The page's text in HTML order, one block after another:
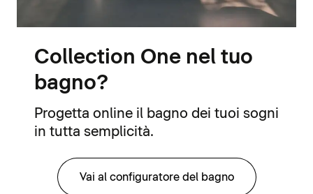
Collection One nel tuo
bagno?
Progetta online il bagno dei tuoi sogni
in tutta semplicità.
Vai al configuratore del bagno